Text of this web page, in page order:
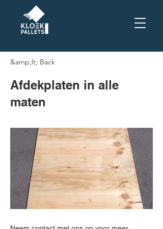
&amp;lt; Back
Afdekplaten in alle
maten